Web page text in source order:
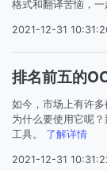
格式和翻译苦恼，
2021-12-31
排名前五的
如今，市场上有许
为什么要使用它呢
工具。 了解详情
2021-12-31